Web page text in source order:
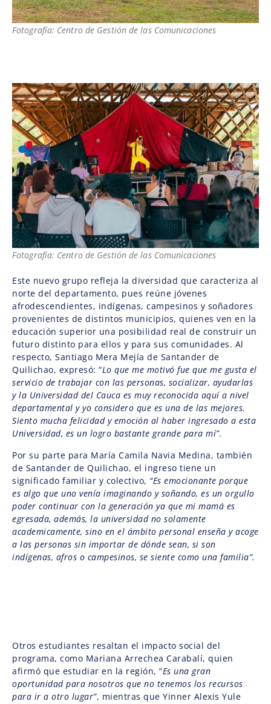
Fotografía: Centro de Gestión de las Comunicaciones
Fotografía: Centro de Gestión de las Comunicaciones
Este nuevo grupo refleja la diversidad que caracteriza al
norte del departamento, pues reúne jóvenes
afrodescendientes, indígenas, campesinos y soñadores
provenientes de distintos municipios, quienes ven en la
educación superior una posibilidad real de construir un
futuro distinto para ellos y para sus comunidades. Al
respecto, Santiago Mera Mejía de Santander de
Quilichao, expresó: “Lo que me motivó fue que me gusta el
servicio de trabajar con las personas, socializar, ayudarlas
y la Universidad del Cauca es muy reconocida aquí a nivel
departamental y yo considero que es una de las mejores.
Siento mucha felicidad y emoción al haber ingresado a esta
Universidad, es un logro bastante grande para mí”.
Por su parte para María Camila Navia Medina, también
de Santander de Quilichao, el ingreso tiene un
significado familiar y colectivo, “Es emocionante porque
es algo que uno venía imaginando y soñando, es un orgullo
poder continuar con la generación ya que mi mamá es
egresada, además, la universidad no solamente
academicamente, sino en el ámbito personal enseña y acoge
a las personas sin importar de dónde sean, si son
indígenas, afros o campesinos, se siente como una familia”.
Otros estudiantes resaltan el impacto social del
programa, como Mariana Arrechea Carabalí, quien
afirmó que estudiar en la región, “Es una gran
oportunidad para nosotros que no tenemos los recursos
para ir a otro lugar”, mientras que Yinner Alexis Yule